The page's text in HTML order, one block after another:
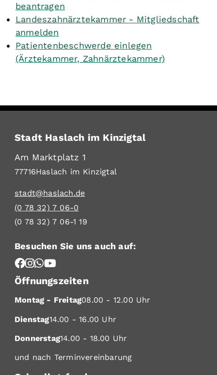
beantragen
Landeszahnärztekammer - Mitgliedschaft
anmelden
Patientenbeschwerde einlegen
(Ärztekammer, Zahnärztekammer)
Stadt Haslach im Kinzigtal
Am Marktplatz 1
77716Haslach im Kinzigtal
stadt@haslach.de
(0 78 32) 7 06-0
(0 78 32) 7 06-1 19
Besuchen Sie uns auch auf:
Öffnungszeiten
Montag - Freitag08.00 - 12.00 Uhr
Dienstag14.00 - 16.00 Uhr
Donnerstag14.00 - 18.00 Uhr
und nach Terminvereinbarung